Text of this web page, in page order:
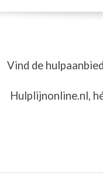
Vind de
Hulplijnonline.nl,